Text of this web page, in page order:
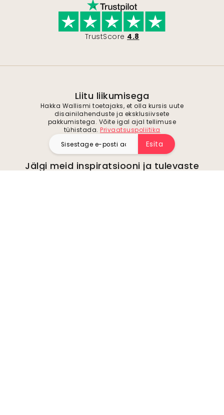
TrustScore 4.8
Liitu liikumisega
Hakka Wallismi toetajaks, et olla kursis uute
disainilahenduste ja eksklusiivsete
pakkumistega. Võite igal ajal tellimuse
tühistada. Privaatsuspoliitika
Esita
Jälgi meid inspiratsiooni ja tulevaste